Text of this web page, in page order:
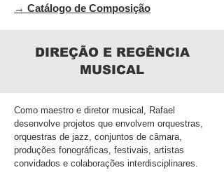
→ Catálogo de Composição
DIREÇÃO E REGÊNCIA
MUSICAL
Como maestro e diretor musical, Rafael
desenvolve projetos que envolvem orquestras,
orquestras de jazz, conjuntos de câmara,
produções fonográficas, festivais, artistas
convidados e colaborações interdisciplinares.